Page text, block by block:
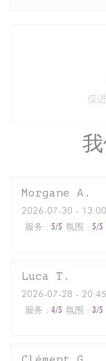
Morgane A
2026-07-30 -
服务 : 5/5 氛围 : 5/5
Luca T
2026-07-28 -
服务 : 4/5 氛围 : 3/5
仅